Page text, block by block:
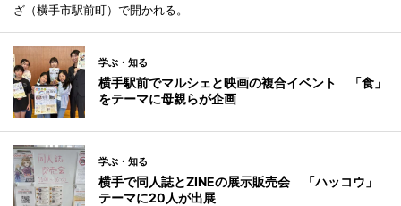
ざ（横手市駅前町）で開かれる。
学ぶ・知る
横手駅前でマルシェと映画の複合イベント 「食」
をテーマに母親らが企画
学ぶ・知る
横手で同人誌とZINEの展示販売会 「ハッコウ」
テーマに20人が出展